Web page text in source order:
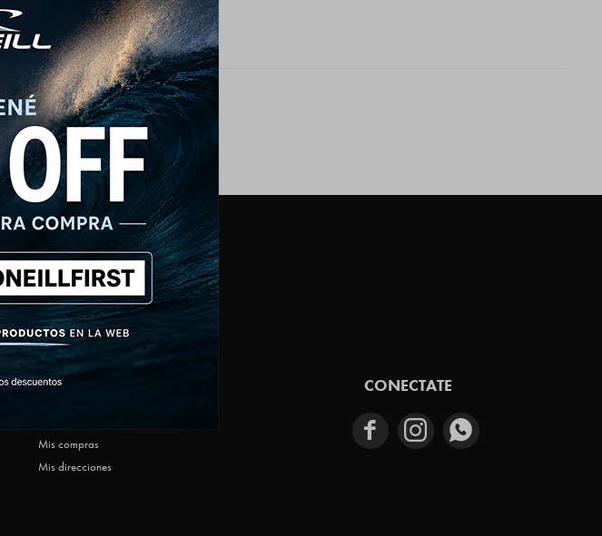
CONECTATE
  
MI CUENTA
Mis compras
Mis direcciones
SUSCRIBIRME